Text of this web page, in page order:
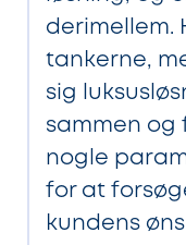
derimellem.
tankerne,
sig
sammen og
nogle
for at
kundens